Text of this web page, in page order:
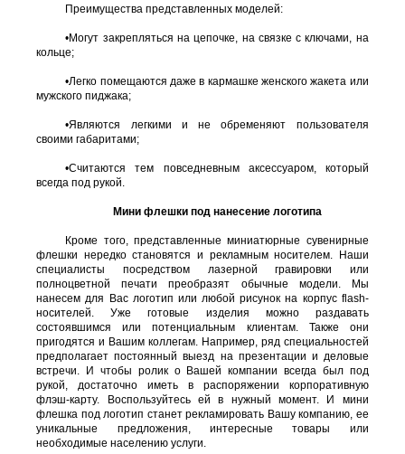
Преимущества представленных моделей:
•Могут закрепляться на цепочке, на связке с ключами, на
кольце;
•Легко помещаются даже в кармашке женского жакета или
мужского пиджака;
•Являются легкими и не обременяют пользователя
своими габаритами;
•Считаются тем повседневным аксессуаром, который
всегда под рукой.
Мини флешки под нанесение логотипа
Кроме того, представленные миниатюрные сувенирные
флешки нередко становятся и рекламным носителем. Наши
специалисты посредством лазерной гравировки или
полноцветной печати преобразят обычные модели. Мы
нанесем для Вас логотип или любой рисунок на корпус flash-
носителей. Уже готовые изделия можно раздавать
состоявшимся или потенциальным клиентам. Также они
пригодятся и Вашим коллегам. Например, ряд специальностей
предполагает постоянный выезд на презентации и деловые
встречи. И чтобы ролик о Вашей компании всегда был под
рукой, достаточно иметь в распоряжении корпоративную
флэш-карту. Воспользуйтесь ей в нужный момент. И мини
флешка под логотип станет рекламировать Вашу компанию, ее
уникальные предложения, интересные товары или
необходимые населению услуги.